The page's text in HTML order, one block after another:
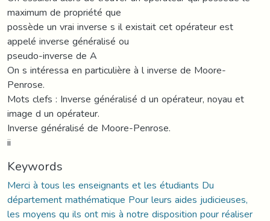
maximum de propriété que
possède un vrai inverse s il existait cet opérateur est
appelé inverse généralisé ou
pseudo-inverse de A
On s intéressa en particulière à l inverse de Moore-
Penrose.
Mots clefs : Inverse généralisé d un opérateur, noyau et
image d un opérateur.
Inverse généralisé de Moore-Penrose.
ii
Keywords
Merci à tous les enseignants et les étudiants Du
département mathématique Pour leurs aides judicieuses,
les moyens qu ils ont mis à notre disposition pour réaliser